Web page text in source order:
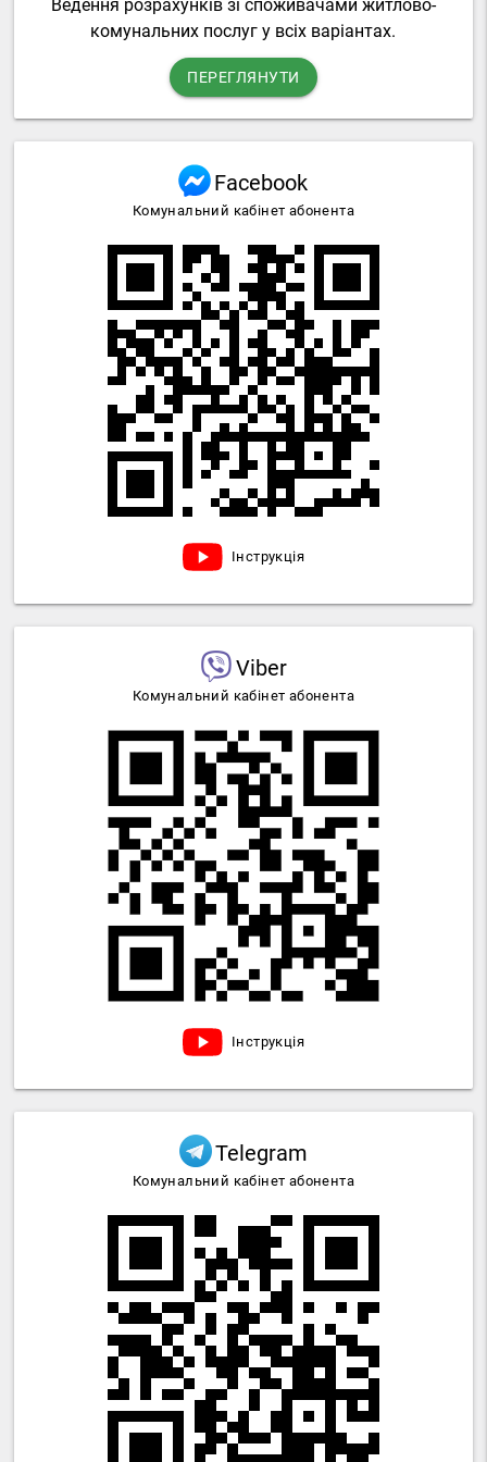
Ведення розрахунків зі споживачами житлово-
комунальних послуг у всіх варіантах.
ПЕРЕГЛЯНУТИ
Facebook
Комунальний кабінет абонента
Інструкція
Viber
Комунальний кабінет абонента
Інструкція
Telegram
Комунальний кабінет абонента